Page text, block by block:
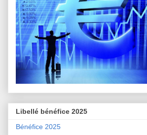
Libellé bénéfice 2025
Bénéfice 2025